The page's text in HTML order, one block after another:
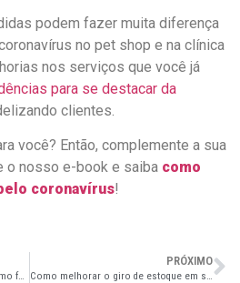
podem fazer muita diferença
no pet shop e na clínica
nos serviços que você já
para se destacar da
clientes.
você? Então, complemente a sua
o nosso e-book e saiba como
coronavírus!
Castração de animais: entenda como funciona e os benefícios para os pets
PRÓXIMO
Como melhorar o giro de estoque em sua distribuidora pet?